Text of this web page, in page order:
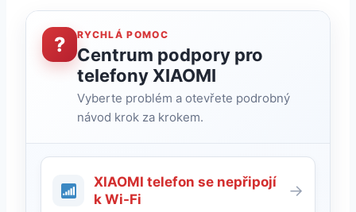
? RYCHLÁ POMOC
Centrum podpory pro
telefony XIAOMI
Vyberte problém a otevřete podrobný
návod krok za krokem.
XIAOMI telefon se nepřipojí
k Wi-Fi
→